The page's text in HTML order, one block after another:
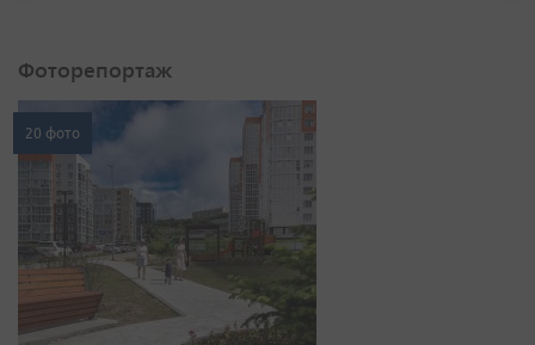
Фоторепортаж
20 фото